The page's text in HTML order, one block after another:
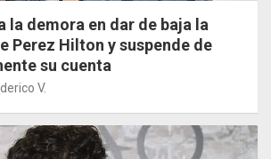
la demora en dar de baja la
Perez Hilton y suspende de
su cuenta
V.